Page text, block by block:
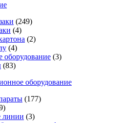
(249)
(4)
(2)
(4)
оборудование (3)
(83)
оборудование
(177)
линии (3)